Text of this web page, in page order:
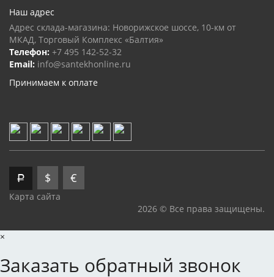
Наш адрес
Адрес склада-магазина: Новорижское шоссе, 10-км от
МКАД, Торговый Комплекс «Балтия»
Телефон: +7 495 142-52-32
Email: info@santekhonline.ru
Принимаем к оплате
Р $ €
Карта сайта
2026 © Все права защищены.
×
Заказать обратный звонок